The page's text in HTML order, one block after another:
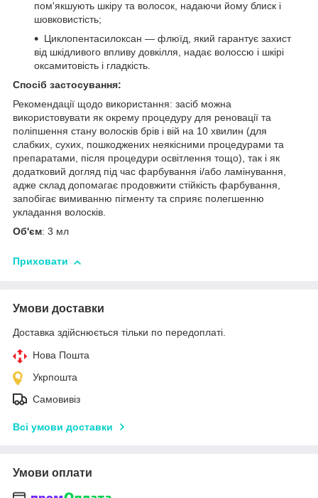
пом'якшують шкіру та волосок, надаючи йому блиск і
шовковистість;
Циклопентасилоксан — флюїд, який гарантує захист
від шкідливого впливу довкілля, надає волоссю і шкірі
оксамитовість і гладкість.
Спосіб застосування:
Рекомендації щодо використання: засіб можна
використовувати як окрему процедуру для реновації та
поліпшення стану волосків брів і вій на 10 хвилин (для
слабких, сухих, пошкоджених неякісними процедурами та
препаратами, після процедури освітлення тощо), так і як
додатковий догляд під час фарбування і/або ламінування,
адже склад допомагає продовжити стійкість фарбування,
запобігає вимиванню пігменту та сприяє полегшенню
укладання волосків.
Об'єм: 3 мл
Приховати
Умови доставки
Доставка здійснюється тільки по передоплаті.
Нова Пошта
Укрпошта
Самовивіз
Всі умови доставки
Умови оплати